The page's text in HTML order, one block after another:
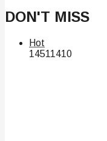
DON'T MISS
Hot
14511410